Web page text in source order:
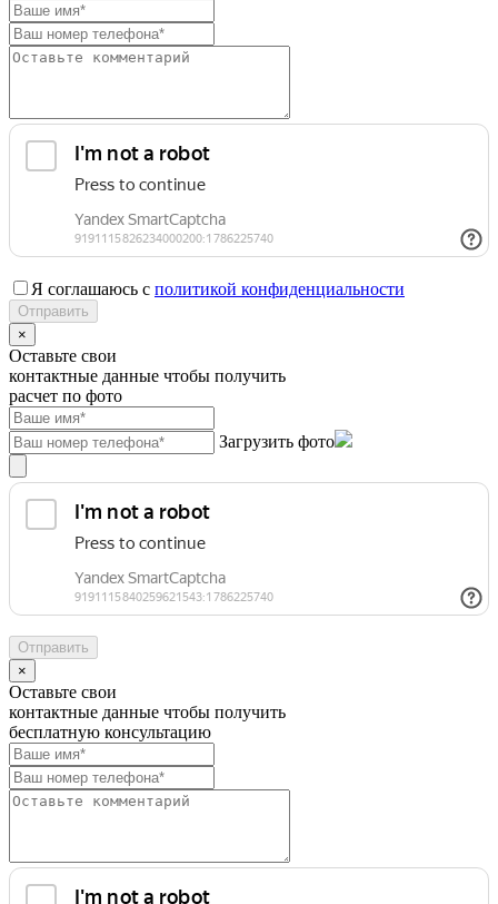
Я соглашаюсь с политикой конфиденциальности
×
Оставьте свои
контактные данные чтобы получить
расчет по фото
Загрузить фото
×
Оставьте свои
контактные данные чтобы получить
бесплатную консультацию